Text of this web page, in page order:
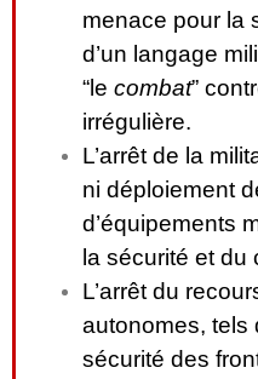
menace pour la
d’un langage
“le combat”
irrégulière.
L’arrêt de la
ni déploiement
d’équipements
la sécurité et du
L’arrêt du
autonomes, tels
sécurité des